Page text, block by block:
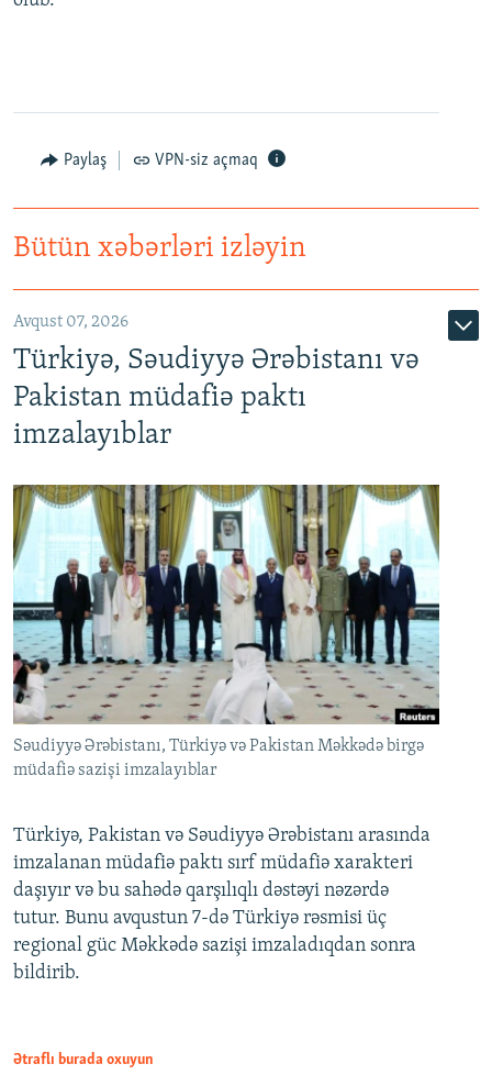
Paylaş VPN-siz açmaq
Bütün xəbərləri izləyin
Avqust 07, 2026
Türkiyə, Səudiyyə Ərəbistanı və
Pakistan müdafiə paktı
imzalayıblar
Səudiyyə Ərəbistanı, Türkiyə və Pakistan Məkkədə birgə
müdafiə sazişi imzalayıblar
Türkiyə, Pakistan və Səudiyyə Ərəbistanı arasında
imzalanan müdafiə paktı sırf müdafiə xarakteri
daşıyır və bu sahədə qarşılıqlı dəstəyi nəzərdə
tutur. Bunu avqustun 7-də Türkiyə rəsmisi üç
regional güc Məkkədə sazişi imzaladıqdan sonra
bildirib.
Ətraflı burada oxuyun